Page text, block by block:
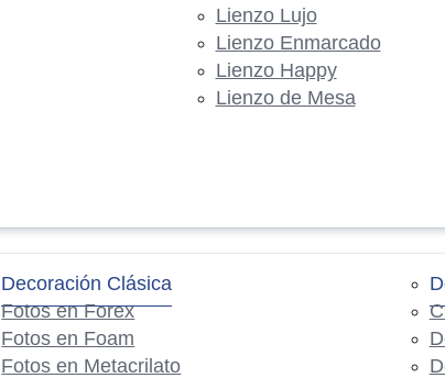
Lienzo Lujo
Lienzo Enmarcado
Lienzo Happy
Lienzo de Mesa
Decoración Clásica
Fotos en Forex
Fotos en Foam
Fotos en Metacrilato